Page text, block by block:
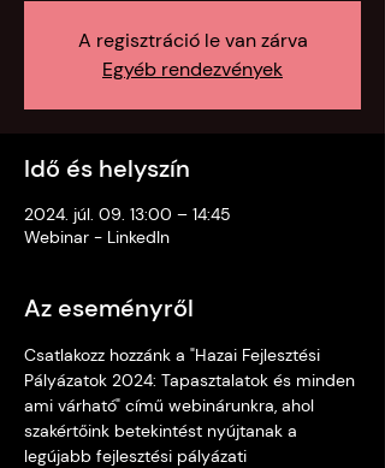
A regisztráció le van zárva
Egyéb rendezvények
Idő és helyszín
2024. júl. 09. 13:00 – 14:45
Webinar - LinkedIn
Az eseményről
Csatlakozz hozzánk a "Hazai Fejlesztési
Pályázatok 2024: Tapasztalatok és minden
ami várható" című webinárunkra, ahol
szakértőink betekintést nyújtanak a
legújabb fejlesztési pályázati